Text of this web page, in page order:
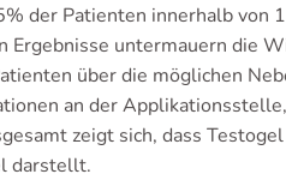
der Patienten innerhalb von
Ergebnisse untermauern die
über die möglichen
an der
zeigt sich, dass
darstellt.